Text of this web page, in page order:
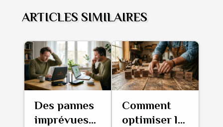
ARTICLES SIMILAIRES
Des pannes
imprévues
Comment
optimiser la